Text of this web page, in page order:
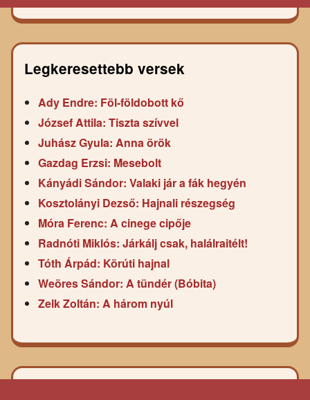
Legkeresettebb versek
Ady Endre: Föl-földobott kő
József Attila: Tiszta szívvel
Juhász Gyula: Anna örök
Gazdag Erzsi: Mesebolt
Kányádi Sándor: Valaki jár a fák hegyén
Kosztolányi Dezső: Hajnali részegség
Móra Ferenc: A cinege cipője
Radnóti Miklós: Járkálj csak, halálraitélt!
Tóth Árpád: Körúti hajnal
Weöres Sándor: A tündér (Bóbita)
Zelk Zoltán: A három nyúl